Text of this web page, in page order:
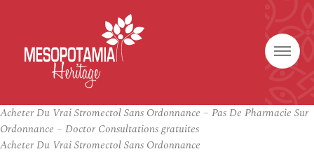
Acheter Du Vrai Stromectol Sans Ordonnance – Pas De Pharmacie Sur
Ordonnance – Doctor Consultations gratuites
Acheter Du Vrai Stromectol Sans Ordonnance